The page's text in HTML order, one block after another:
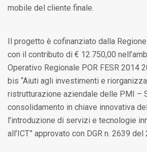
mobile del cliente finale.
Il progetto è cofinanziato dalla
con il contributo di € 12.750,00
Operativo Regionale POR FESR 2014
bis “Aiuti agli investimenti e
ristrutturazione aziendale delle PMI –
consolidamento in chiave innovativa
l’introduzione di servizi e tecnologie
all’ICT” approvato con DGR n. 2639